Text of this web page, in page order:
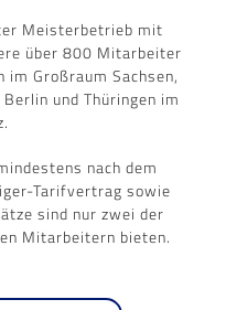
Meisterbetrieb mit
über 800 Mitarbeiter
Großraum Sachsen,
und Thüringen im
nach dem
Tarifvertrag sowie
sind nur zwei der
Mitarbeitern bieten.